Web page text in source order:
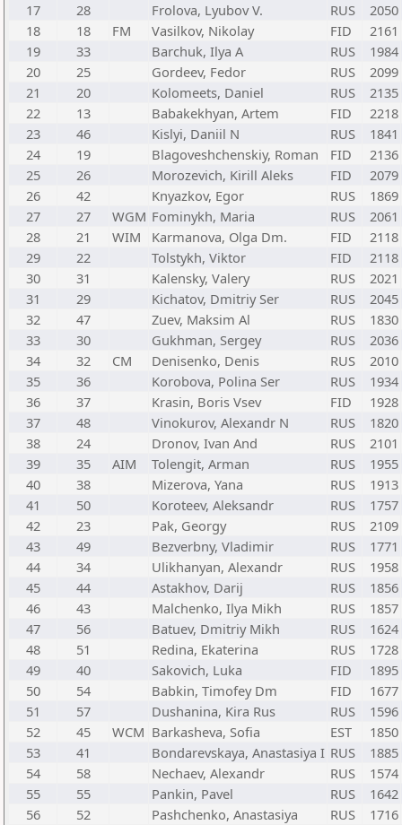
17
28 Frolova, Lyubov V. RUS
2050
18
18 FM Vasilkov, Nikolay FID
2161
19
33 Barchuk, Ilya A RUS
1984
20
25 Gordeev, Fedor RUS
2099
21
20 Kolomeets, Daniel RUS
2135
22
13 Babakekhyan, Artem FID
2218
23
46 Kislyi, Daniil N RUS
1841
24
19 Blagoveshchenskiy, Roman FID
2136
25
26 Morozevich, Kirill Aleks FID
2079
26
42 Knyazkov, Egor RUS
1869
27
27 WGM Fominykh, Maria RUS
2061
28
21 WIM Karmanova, Olga Dm. FID
2118
29
22 Tolstykh, Viktor FID
2118
30
31 Kalensky, Valery RUS
2021
31
29 Kichatov, Dmitriy Ser RUS
2045
32
47 Zuev, Maksim Al RUS
1830
33
30 Gukhman, Sergey RUS
2036
34
32 CM Denisenko, Denis RUS
2010
35
36 Korobova, Polina Ser RUS
1934
36
37 Krasin, Boris Vsev FID
1928
37
48 Vinokurov, Alexandr N RUS
1820
38
24 Dronov, Ivan And RUS
2101
39
35 AIM Tolengit, Arman RUS
1955
40
38 Mizerova, Yana RUS
1913
41
50 Koroteev, Aleksandr RUS
1757
42
23 Pak, Georgy RUS
2109
43
49 Bezverbny, Vladimir RUS
1771
44
34 Ulikhanyan, Alexandr RUS
1958
45
44 Astakhov, Darij RUS
1856
46
43 Malchenko, Ilya Mikh RUS
1857
47
56 Batuev, Dmitriy Mikh RUS
1624
48
51 Redina, Ekaterina RUS
1728
49
40 Sakovich, Luka FID
1895
50
54 Babkin, Timofey Dm FID
1677
51
57 Dushanina, Kira Rus RUS
1596
52
45 WCM Barkasheva, Sofia EST
1850
53
41 Bondarevskaya, Anastasiya I RUS
1885
54
58 Nechaev, Alexandr RUS
1574
55
55 Pankin, Pavel RUS
1642
56
52 Pashchenko, Anastasiya RUS
1716